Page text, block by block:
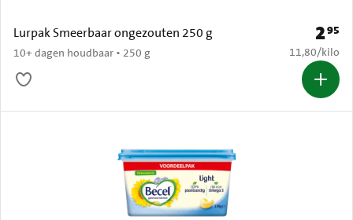
Lurpak Smeerbaar ongezouten 250 g
10+ dagen houdbaar • 250 g
Prijs:
295
€ 11,80 per
11,80/kilo